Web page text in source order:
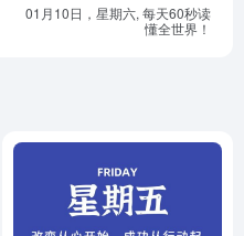
01月10日，星期六, 每天60秒读
懂全世界！